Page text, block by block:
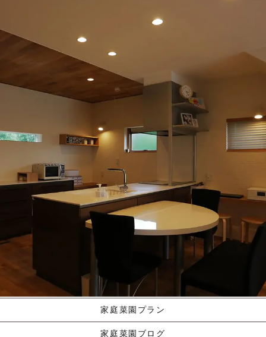
資料請求する
くりやま建築のこだわり
家庭菜園プラン
家庭菜園ブログ